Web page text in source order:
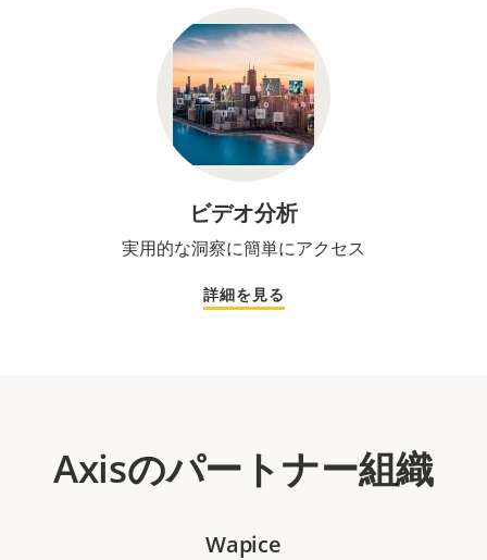
ビデオ分析
実用的な洞察に簡単にアクセス
詳細を見る
Axisのパートナー組織
Wapice